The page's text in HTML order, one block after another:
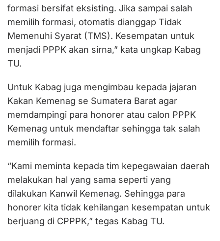
formasi bersifat eksisting. Jika sampai salah
memilih formasi, otomatis dianggap Tidak
Memenuhi Syarat (TMS). Kesempatan untuk
menjadi PPPK akan sirna,” kata ungkap Kabag
TU.
Untuk Kabag juga mengimbau kepada jajaran
Kakan Kemenag se Sumatera Barat agar
memdampingi para honorer atau calon PPPK
Kemenag untuk mendaftar sehingga tak salah
memilih formasi.
“Kami meminta kepada tim kepegawaian daerah
melakukan hal yang sama seperti yang
dilakukan Kanwil Kemenag. Sehingga para
honorer kita tidak kehilangan kesempatan untuk
berjuang di CPPPK,” tegas Kabag TU.